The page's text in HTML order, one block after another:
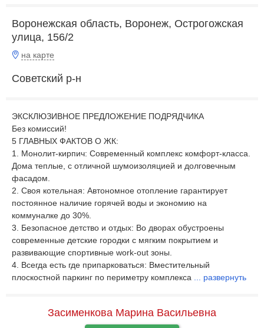
Воронежская область, Воронеж, Острогожская
улица, 156/2
на карте
Советский р-н
ЭКСКЛЮЗИВНОЕ ПРЕДЛОЖЕНИЕ ПОДРЯДЧИКА
Без комиссий!
5 ГЛАВНЫХ ФАКТОВ О ЖК:
1. Монолит-кирпич: Современный комплекс комфорт-класса.
Дома теплые, с отличной шумоизоляцией и долговечным
фасадом.
2. Своя котельная: Автономное отопление гарантирует
постоянное наличие горячей воды и экономию на
коммуналке до 30%.
3. Безопасное детство и отдых: Во дворах обустроены
современные детские городки с мягким покрытием и
развивающие спортивные work-out зоны.
4. Всегда есть где припарковаться: Вместительный
плоскостной паркинг по периметру комплекса ... развернуть
Засименкова Марина Васильевна